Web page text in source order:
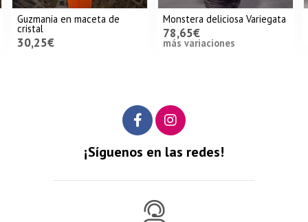
Guzmania en maceta de
cristal
30,25€
Monstera deliciosa Variegata
78,65€
más variaciones
¡Síguenos en las redes!